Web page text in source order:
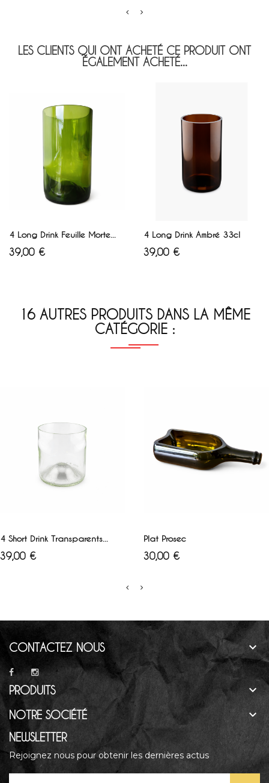
LES CLIENTS QUI ONT ACHETÉ CE PRODUIT ONT
ÉGALEMENT ACHETÉ...
4 Long Drink Feuille Morte...
Prix
39,00 €
4 Long Drink Ambré 33cl
Prix
39,00 €
16 AUTRES PRODUITS DANS LA MÊME
CATÉGORIE :
4 Short Drink Transparents...
Prix
39,00 €
Plat Prosec
Prix
30,00 €
CONTACTEZ NOUS 
PRODUITS 
NOTRE SOCIÉTÉ 
NEWSLETTER
Rejoignez nous pour obtenir les dernières actus